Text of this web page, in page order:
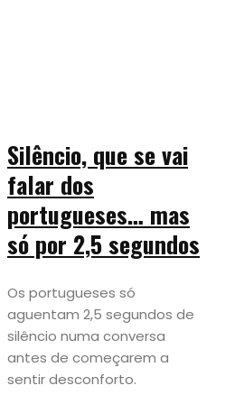
Silêncio, que se vai
falar dos
portugueses… mas
só por 2,5 segundos
Os portugueses só
aguentam 2,5 segundos de
silêncio numa conversa
antes de começarem a
sentir desconforto.